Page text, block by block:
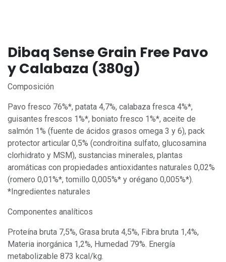
Dibaq Sense Grain Free Pavo
y Calabaza (380g)
Composición
Pavo fresco 76%*, patata 4,7%, calabaza fresca 4%*,
guisantes frescos 1%*, boniato fresco 1%*, aceite de
salmón 1% (fuente de ácidos grasos omega 3 y 6), pack
protector articular 0,5% (condroitina sulfato, glucosamina
clorhidrato y MSM), sustancias minerales, plantas
aromáticas con propiedades antioxidantes naturales 0,02%
(romero 0,01%*, tomillo 0,005%* y orégano 0,005%*).
*Ingredientes naturales
Componentes analíticos
Proteína bruta 7,5%, Grasa bruta 4,5%, Fibra bruta 1,4%,
Materia inorgánica 1,2%, Humedad 79%. Energía
metabolizable 873 kcal/kg.